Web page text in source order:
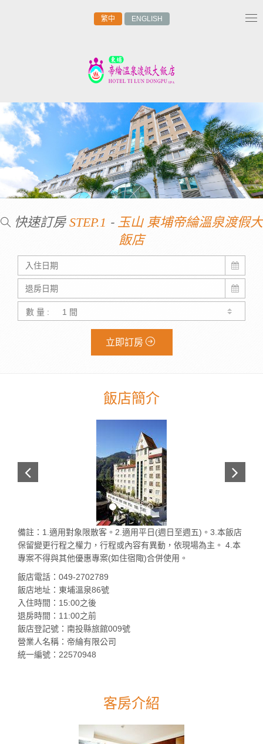
繁中 ENGLISH
快速訂房 STEP.1 - 玉山 東埔帝綸溫泉渡假大
飯店
數 量 :
立即訂房
飯店簡介
備註：1.適用對象限散客。2.適用平日(週日至週五)。3.本飯店
保留變更行程之權力，行程或內容有異動，依現場為主。 4.本
專案不得與其他優惠專案(如住宿陬)合併使用。
飯店電話：049-2702789
飯店地址：東埔溫泉86號
入住時間：15:00之後
退房時間：11:00之前
飯店登記號：南投縣旅館009號
營業人名稱：帝綸有限公司
統一編號：22570948
客房介紹